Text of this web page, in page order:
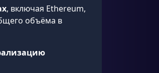
, включая Ethereum,
объёма в